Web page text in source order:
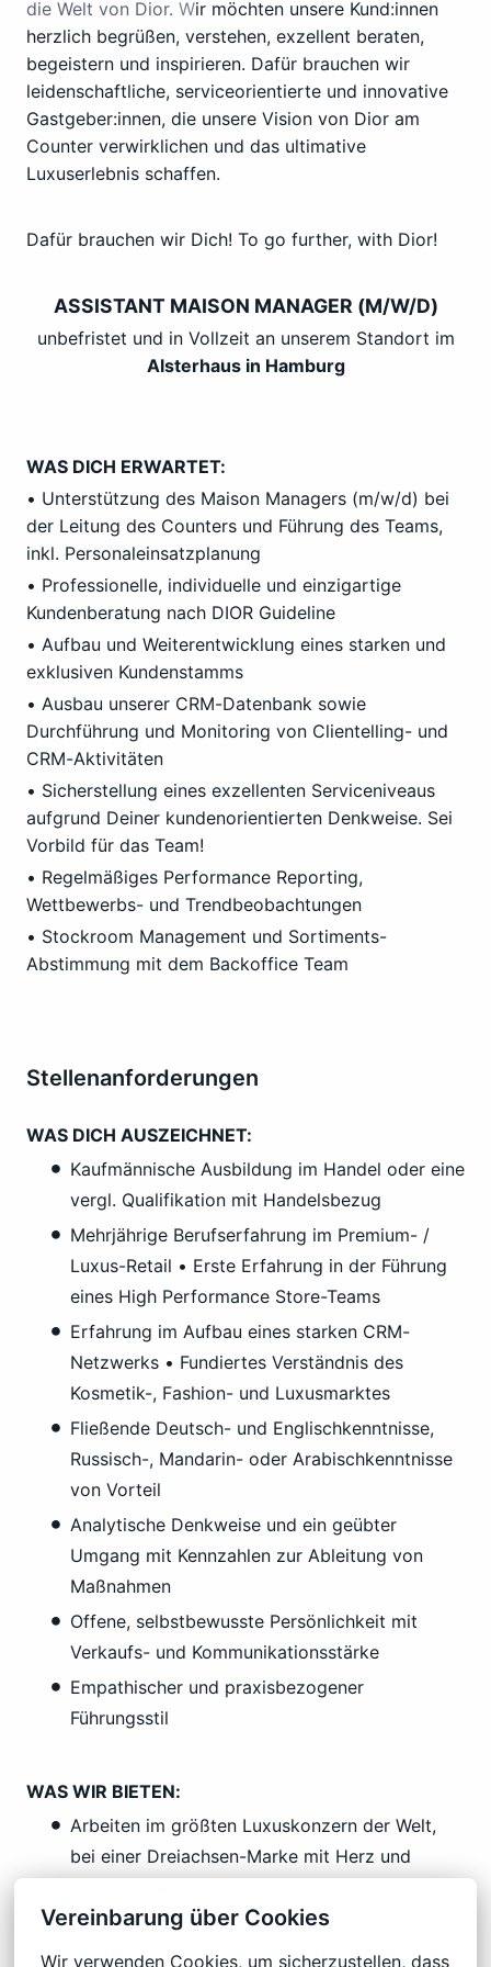
Vereinbarung über Cookies
Wir verwenden Cookies, um sicherzustellen, dass
die Welt von Dior. Wir möchten unsere Kund:innen
herzlich begrüßen, verstehen, exzellent beraten,
begeistern und inspirieren. Dafür brauchen wir
leidenschaftliche, serviceorientierte und innovative
Gastgeber:innen, die unsere Vision von Dior am
Counter verwirklichen und das ultimative
Luxuserlebnis schaffen.
Dafür brauchen wir Dich! To go further, with Dior!
ASSISTANT MAISON MANAGER (M/W/D)
unbefristet und in Vollzeit an unserem Standort im
Alsterhaus in Hamburg
WAS DICH ERWARTET:
• Unterstützung des Maison Managers (m/w/d) bei
der Leitung des Counters und Führung des Teams,
inkl. Personaleinsatzplanung
• Professionelle, individuelle und einzigartige
Kundenberatung nach DIOR Guideline
• Aufbau und Weiterentwicklung eines starken und
exklusiven Kundenstamms
• Ausbau unserer CRM-Datenbank sowie
Durchführung und Monitoring von Clientelling- und
CRM-Aktivitäten
• Sicherstellung eines exzellenten Serviceniveaus
aufgrund Deiner kundenorientierten Denkweise. Sei
Vorbild für das Team!
• Regelmäßiges Performance Reporting,
Wettbewerbs- und Trendbeobachtungen
• Stockroom Management und Sortiments-
Abstimmung mit dem Backoffice Team
Stellenanforderungen
WAS DICH AUSZEICHNET:
Kaufmännische Ausbildung im Handel oder eine
vergl. Qualifikation mit Handelsbezug
Mehrjährige Berufserfahrung im Premium- /
Luxus-Retail • Erste Erfahrung in der Führung
eines High Performance Store-Teams
Erfahrung im Aufbau eines starken CRM-
Netzwerks • Fundiertes Verständnis des
Kosmetik-, Fashion- und Luxusmarktes
Fließende Deutsch- und Englischkenntnisse,
Russisch-, Mandarin- oder Arabischkenntnisse
von Vorteil
Analytische Denkweise und ein geübter
Umgang mit Kennzahlen zur Ableitung von
Maßnahmen
Offene, selbstbewusste Persönlichkeit mit
Verkaufs- und Kommunikationsstärke
Empathischer und praxisbezogener
Führungsstil
WAS WIR BIETEN:
Arbeiten im größten Luxuskonzern der Welt,
bei einer Dreiachsen-Marke mit Herz und
30 Tage Jahresurlaub (in Vollzeit),
Urlaubs-/Weihnachtsgeld, Prämien, betriebliche